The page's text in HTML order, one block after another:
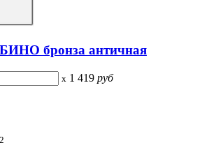
бронза античная
x 1 419 руб